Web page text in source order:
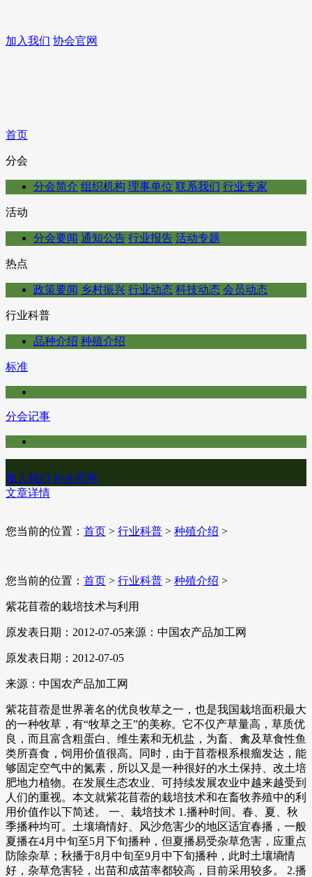
加入我们 协会官网
首页
分会
分会简介 组织机构 理事单位 联系我们 行业专家
活动
分会要闻 通知公告 行业报告 活动专题
热点
政策要闻 乡村振兴 行业动态 科技动态 会员动态
行业科普
品种介绍 种殖介绍
标准
分会记事
加入我们 协会官网
文章详情
您当前的位置： 首页 > 行业科普 > 种殖介绍 >
您当前的位置： 首页 > 行业科普 > 种殖介绍 >
紫花苜蓿的栽培技术与利用
原发表日期：2012-07-05来源：中国农产品加工网
原发表日期：2012-07-05
来源：中国农产品加工网
紫花苜蓿是世界著名的优良牧草之一，也是我国栽培面积最大
的一种牧草，有“牧草之王”的美称。它不仅产草量高，草质优
良，而且富含粗蛋白、维生素和无机盐，为畜、禽及草食性鱼
类所喜食，饲用价值很高。同时，由于苜蓿根系根瘤发达，能
够固定空气中的氮素，所以又是一种很好的水土保持、改土培
肥地力植物。在发展生态农业、可持续发展农业中越来越受到
人们的重视。本文就紫花苜蓿的栽培技术和在畜牧养殖中的利
用价值作以下简述。 一、栽培技术 1.播种时间。春、夏、秋
季播种均可。土壤墒情好、风沙危害少的地区适宜春播，一般
夏播在4月中旬至5月下旬播种，但夏播易受杂草危害，应重点
防除杂草；秋播于8月中旬至9月中下旬播种，此时土壤墒情
好，杂草危害轻，出苗和成苗率都较高，目前采用较多。 2.播